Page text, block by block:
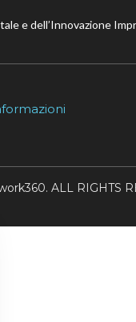
e dell’Innovazione
ALL RIGHTS